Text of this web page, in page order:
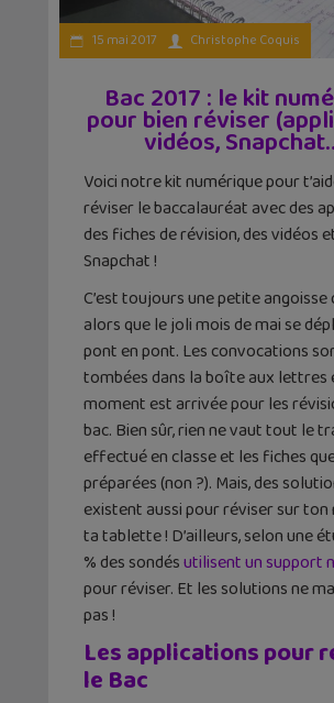
15 mai 2017 Christophe Coquis
Bac 2017 : le kit
pour bien réviser
vidéos,
Voici notre kit numérique pour
réviser le baccalauréat avec des
des fiches de révision, des vidéos
Snapchat !
C’est toujours une petite
alors que le joli mois de mai se
pont en pont. Les convocations
tombées dans la boîte aux lettres
moment est arrivée pour les
bac. Bien sûr, rien ne vaut tout le
effectué en classe et les fiches
préparées (non ?). Mais, des
existent aussi pour réviser sur
ta tablette ! D’ailleurs, selon une
% des sondésutilisent un support
pour réviser. Et les solutions ne
pas !
Les applications pour
le Bac